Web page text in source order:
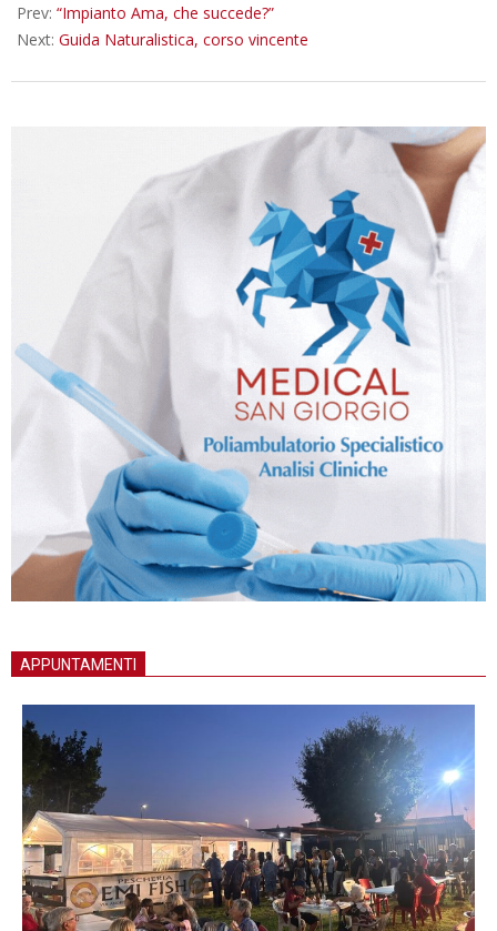
Prev: “Impianto Ama, che succede?”
Next: Guida Naturalistica, corso vincente
APPUNTAMENTI